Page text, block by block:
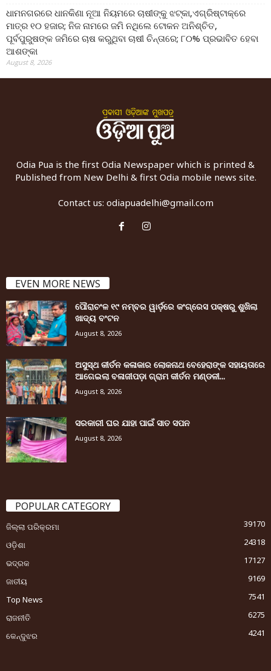
ଧାମନଗରରେ ଧାନକିଣା ନୂଆ ନିୟମରେ ଚାଷୀଙ୍କୁ ଝଟ୍‌କା,ଏଗ୍ରିଷ୍ଟାକ୍‌ରେ
ମାତ୍ର ୧୦ ହଜାର; ନିଜ ନାମରେ ଜମି ନଥିଲେ ଟୋକନ ଅନିଶ୍ଚିତ,
ପୂର୍ବପୁରୁଷଙ୍କ ଜମିରେ ଚାଷ କରୁଥିବା ଚାଷୀ ଚିନ୍ତାରେ; ୮୦% ପ୍ରଭାବିତ ହେବା
ଆଶଙ୍କା
August 8, 2026
Odia Pua is the first Odia Newspaper which is printed &
Published from New Delhi & first Odia mobile news site.
Contact us: odiapuadelhi@gmail.com
EVEN MORE NEWS
ପୌରାଚଂଳ ୧୯ ନମ୍ବର ୱାର୍ଡ଼ରେ କଂଗ୍ରେସ ପକ୍ଷରୁ ଶୁଖିଲା
ଖାଦ୍ୟ ବଂଟନ
August 8, 2026
ଅସୁସ୍ଥ କୀର୍ତନ କଳାକାର ଲୋକନାଥ ବେହେରାଙ୍କ ସହାୟତାରେ
ଆଗେଇଲା ବଳାଜୀପଡ଼ା ଗ୍ରାମ କୀର୍ତନ ମଣ୍ଡଳୀ...
August 8, 2026
ସରକାରୀ ଘର ଯାହା ପାଇଁ ସାତ ସପନ
August 8, 2026
POPULAR CATEGORY
ଜିଲ୍ଲା ପରିକ୍ରମା
39170
ଓଡ଼ିଶା
24318
ଭଦ୍ରକ
17127
ଜାତୀୟ
9169
Top News
7541
ରାଜନୀତି
6275
କେନ୍ଦୁଝର
4241